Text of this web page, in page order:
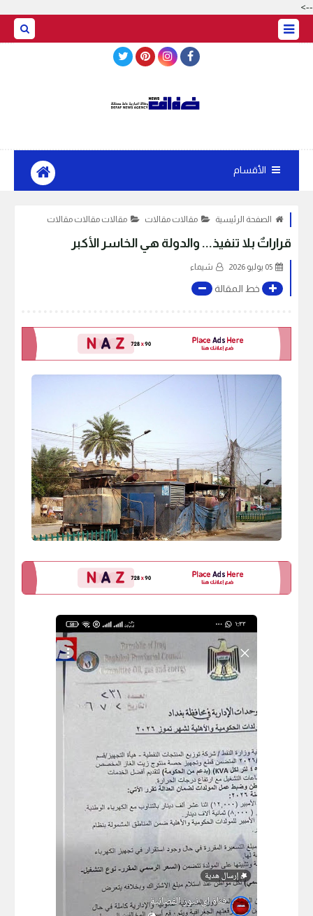
-->
الأقسام
الصفحة الرئيسية مقالات مقالات مقالات مقالات مقالات
قراراتٌ بلا تنفيذ... والدولة هي الخاسر الأكبر
05 يوليو 2026 شيماء
خط المقالة